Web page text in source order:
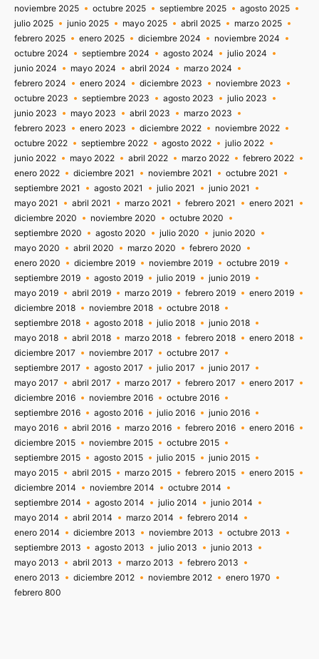
noviembre 2025
octubre 2025 septiembre 2025
agosto 2025
julio 2025
junio 2025 mayo 2025 abril 2025
marzo 2025
febrero 2025
enero 2025 diciembre 2024
noviembre 2024
octubre 2024
septiembre 2024 agosto 2024
julio 2024
junio 2024
mayo 2024 abril 2024
marzo 2024
febrero 2024
enero 2024 diciembre 2023
noviembre 2023
octubre 2023
septiembre 2023 agosto 2023
julio 2023
junio 2023
mayo 2023 abril 2023
marzo 2023
febrero 2023
enero 2023 diciembre 2022
noviembre 2022
octubre 2022
septiembre 2022 agosto 2022
julio 2022
junio 2022
mayo 2022 abril 2022 marzo 2022
febrero 2022
enero 2022
diciembre 2021 noviembre 2021
octubre 2021
septiembre 2021
agosto 2021 julio 2021
junio 2021
mayo 2021
abril 2021 marzo 2021 febrero 2021
enero 2021
diciembre 2020
noviembre 2020
octubre 2020
septiembre 2020
agosto 2020 julio 2020
junio 2020
mayo 2020
abril 2020 marzo 2020
febrero 2020
enero 2020
diciembre 2019 noviembre 2019
octubre 2019
septiembre 2019
agosto 2019 julio 2019
junio 2019
mayo 2019
abril 2019 marzo 2019 febrero 2019
enero 2019
diciembre 2018
noviembre 2018
octubre 2018
septiembre 2018
agosto 2018 julio 2018
junio 2018
mayo 2018
abril 2018 marzo 2018 febrero 2018
enero 2018
diciembre 2017
noviembre 2017
octubre 2017
septiembre 2017
agosto 2017 julio 2017
junio 2017
mayo 2017
abril 2017 marzo 2017 febrero 2017
enero 2017
diciembre 2016
noviembre 2016
octubre 2016
septiembre 2016
agosto 2016 julio 2016
junio 2016
mayo 2016
abril 2016 marzo 2016 febrero 2016
enero 2016
diciembre 2015
noviembre 2015
octubre 2015
septiembre 2015
agosto 2015 julio 2015
junio 2015
mayo 2015
abril 2015 marzo 2015 febrero 2015
enero 2015
diciembre 2014
noviembre 2014
octubre 2014
septiembre 2014
agosto 2014 julio 2014
junio 2014
mayo 2014
abril 2014 marzo 2014
febrero 2014
enero 2014
diciembre 2013 noviembre 2013
octubre 2013
septiembre 2013
agosto 2013 julio 2013
junio 2013
mayo 2013
abril 2013 marzo 2013
febrero 2013
enero 2013
diciembre 2012 noviembre 2012
enero 1970
febrero 800